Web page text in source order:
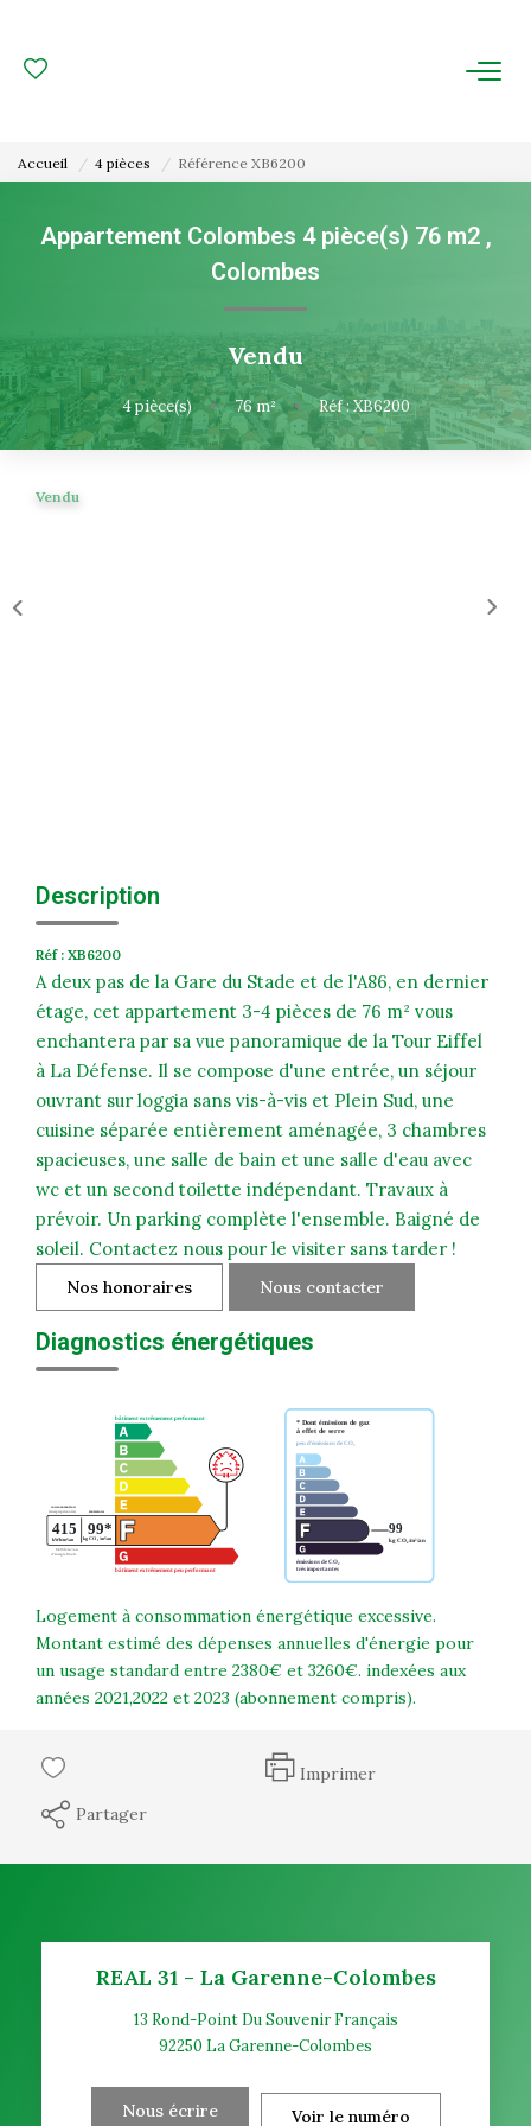
FAIRE GÉRER
Gestion De Copropriété
NOUS CONNAITRE
Extranet Syndic Et Gestion Locative
Accueil 4 pièces Référence XB6200
Appartement Colombes 4 pièce(s) 76 m2 ,
Colombes
Vendu
4pièce(s) • 76m² • Réf : XB6200
Vendu
Description
Réf : XB6200
A deux pas de la Gare du Stade et de l'A86, en dernier
étage, cet appartement 3-4 pièces de 76 m² vous
enchantera par sa vue panoramique de la Tour Eiffel
à La Défense. Il se compose d'une entrée, un séjour
ouvrant sur loggia sans vis-à-vis et Plein Sud, une
cuisine séparée entièrement aménagée, 3 chambres
spacieuses, une salle de bain et une salle d'eau avec
wc et un second toilette indépendant. Travaux à
prévoir. Un parking complète l'ensemble. Baigné de
soleil. Contactez nous pour le visiter sans tarder !
Nos honoraires Nous contacter
Diagnostics énergétiques
Logement à consommation énergétique excessive.
Montant estimé des dépenses annuelles d'énergie pour
un usage standard entre 2380€ et 3260€. indexées aux
années 2021,2022 et 2023 (abonnement compris).
Imprimer
Partager
REAL 31 - La Garenne-Colombes
13 Rond-Point Du Souvenir Français
92250 La Garenne-Colombes
Nous écrire Voir le numéro